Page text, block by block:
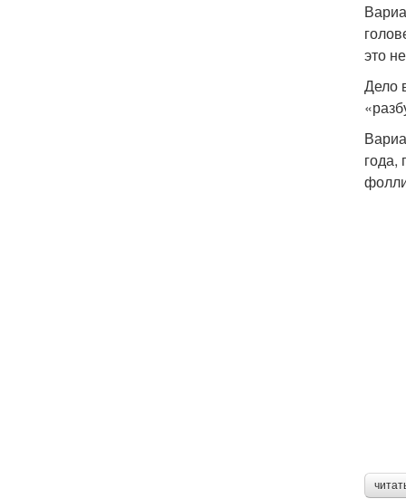
это
Дело
года,